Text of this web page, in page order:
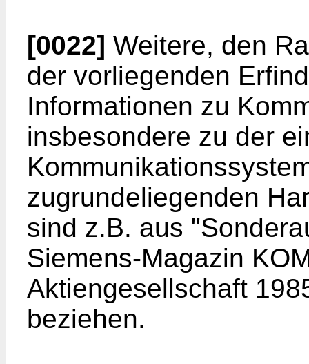
[0022] Weitere, den
der vorliegenden
Informationen zu
insbesondere zu der
zugrundeliegenden
sind z.B. aus
Siemens-Magazin
Aktiengesellschaft
beziehen.